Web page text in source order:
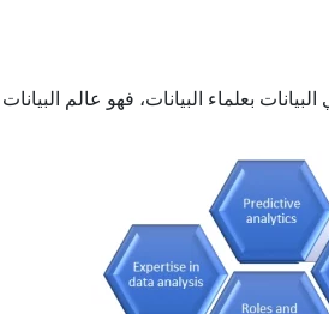
بعلماء البيانات، فهو عالم